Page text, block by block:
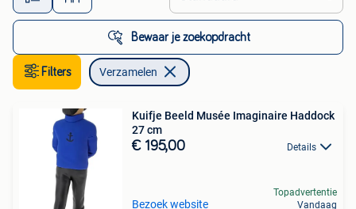
Bewaar je zoekopdracht
Filters Verzamelen
Kuifje Beeld Musée Imaginaire Haddock
27 cm
€ 195,00 Details
Bezoek website
Topadvertentie
Vandaag